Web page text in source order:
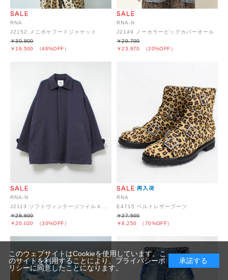
RNA
J2152 メニポケフードジャケット
￥16,500 （46%OFF）
￥30,800
RNA-N
J2149 ノーカラービッグカバーオール
￥23,870 （20%OFF）
￥29,700
RNA-N
￥20,020 （30%OFF）
￥28,600
RNA
E4715 ベルトレザーブーツ
￥8,250 （70%OFF）
￥27,500
このウェブサイトはCookieを使用しています。こ
のサイトを利用することにより、 プライバシーポ
リシーに同意したことになります。
承諾する